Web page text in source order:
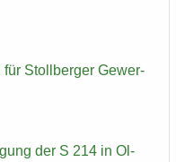
für Stoll­ber­ger Ge­wer­
der S 214 in Ol­